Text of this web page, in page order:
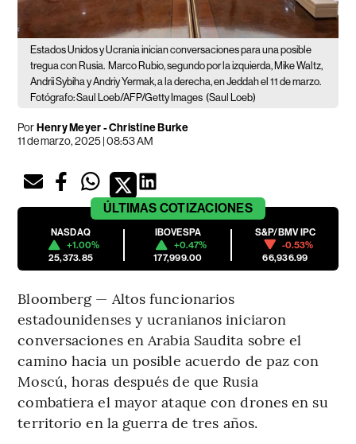
Estados Unidos y Ucrania inician conversaciones para una posible
tregua con Rusia. Marco Rubio, segundo por la izquierda, Mike Waltz,
Andrii Sybiha y Andriy Yermak, a la derecha, en Jeddah el 11 de marzo.
Fotógrafo: Saul Loeb/AFP/Getty Images (Saul Loeb)
PorHenry Meyer - Christine Burke
11 de marzo, 2025 | 08:53 AM
ÚLTIMAS COTIZACIONES
NASDAQ
+1.00%
25,373.85
IBOVESPA
+0.47%
177,999.00
S&P/BMV IPC
-0.53%
66,936.99
Bloomberg — Altos funcionarios
estadounidenses y ucranianos iniciaron
conversaciones en Arabia Saudita sobre el
camino hacia un posible acuerdo de paz con
Moscú, horas después de que Rusia
combatiera el mayor ataque con drones en su
territorio en la guerra de tres años.